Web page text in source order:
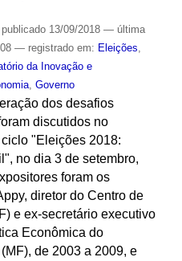
publicado13/09/2018 — última
— registrado em: Eleições
da Inovação e
, Governo
dos desafios
discutidos no
"Eleições 2018:
no dia 3 de setembro,
foram os
diretor do Centro de
e ex-secretário executivo
Econômica do
de 2003 a 2009, e